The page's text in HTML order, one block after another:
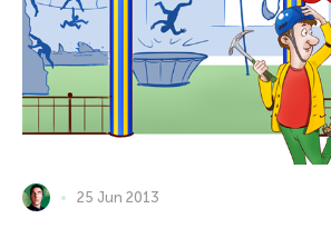
25 Jun 2013